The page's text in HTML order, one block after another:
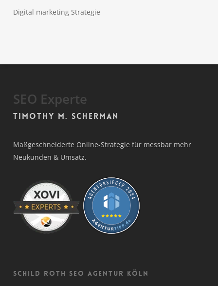
Digital marketing Strategie
SEO Experte
Timothy M. Scherman
Maßgeschneiderte Online-Strategie für messbar mehr
Neukunden & Umsatz.
Schild Roth SEO Agentur Köln